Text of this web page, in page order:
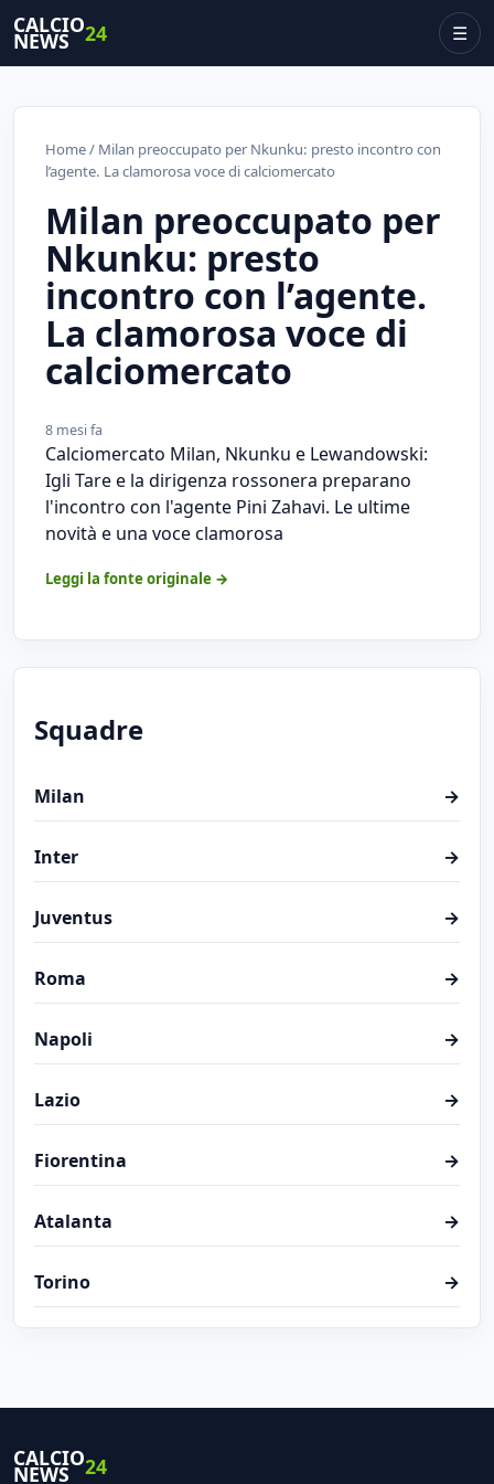
CALCIO
NEWS 24 ☰
Home/ Milan preoccupato per Nkunku: presto incontro con
l’agente. La clamorosa voce di calciomercato
Milan preoccupato per
Nkunku: presto
incontro con l’agente.
La clamorosa voce di
calciomercato
8 mesi fa
Calciomercato Milan, Nkunku e Lewandowski:
Igli Tare e la dirigenza rossonera preparano
l'incontro con l'agente Pini Zahavi. Le ultime
novità e una voce clamorosa
Leggi la fonte originale →
Squadre
Milan →
Inter →
Juventus →
Roma →
Napoli →
Lazio →
Fiorentina →
Atalanta →
Torino →
CALCIO
NEWS 24